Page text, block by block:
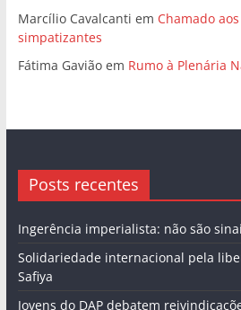
Marcílio Cavalcanti em Chamado
simpatizantes
Fátima Gaviãoem Rumo à Plenária
Posts recentes
Ingerência imperialista: não são
Solidariedade internacional pela
Safiya
Jovens do DAP debatem